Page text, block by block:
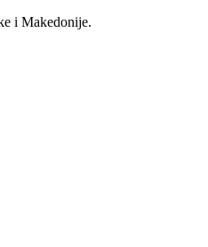
i Makedonije.